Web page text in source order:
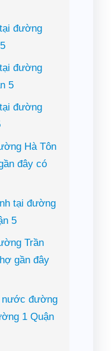
đường
đường
5
đường
Hà Tôn
đây có
tại đường
5
Trần
gần đây
nước đường
1 Quận